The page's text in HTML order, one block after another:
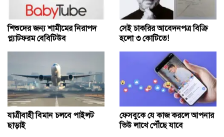
শিশুদের জন্য শামীমের নিরাপদ
প্ল্যাটফরম বেবিটিউব
সেই চাকরির আবেদনপত্র বিক্রি
হলো ৩ কোটিতে!
যাত্রীবাহী বিমান চলবে পাইলট
ছাড়াই
ফেসবুকে যে কাজ করলে আপনার
ভিউ লাখে পৌঁছে যাবে